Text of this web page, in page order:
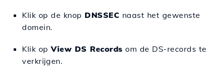
Klik op de knop DNSSEC naast het gewenste
domein.
Klik opView DS Records om de DS-records te
verkrijgen.